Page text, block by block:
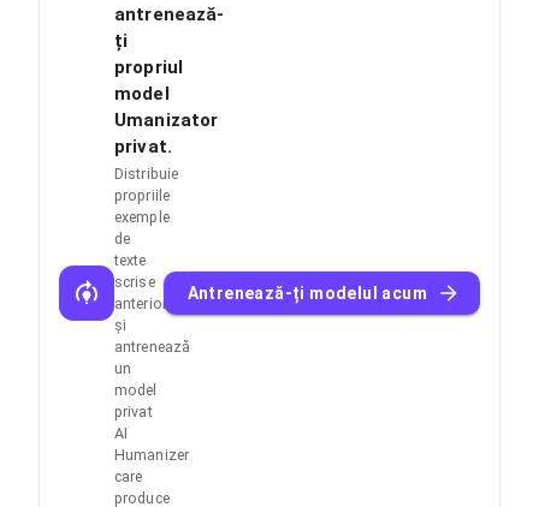
antrenează-
ți
propriul
model
Umanizator
privat.
Distribuie
propriile
exemple
de
texte
scrise
anterior
și
antrenează
un
model
privat
AI
Humanizer
care
produce
Antrenează-ți modelul acum